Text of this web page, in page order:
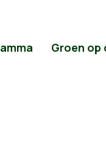
Groen op